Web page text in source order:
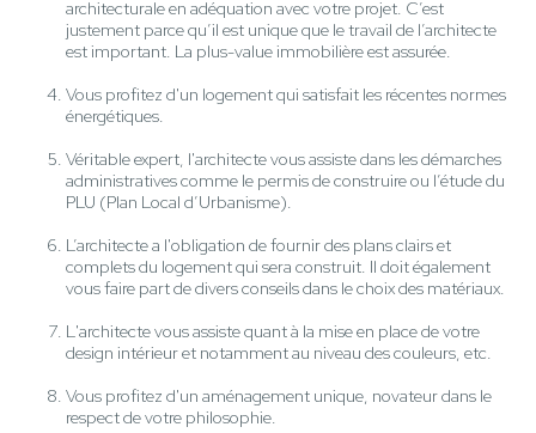
architecturale en adéquation avec votre projet. C’est
justement parce qu’il est unique que le travail de l’architecte
est important. La plus-value immobilière est assurée.
Vous profitez d'un logement qui satisfait les récentes normes
énergétiques.
Véritable expert, l'architecte vous assiste dans les démarches
administratives comme le permis de construire ou l’étude du
PLU (Plan Local d’Urbanisme).
L’architecte a l'obligation de fournir des plans clairs et
complets du logement qui sera construit. Il doit également
vous faire part de divers conseils dans le choix des matériaux.
L'architecte vous assiste quant à la mise en place de votre
design intérieur et notamment au niveau des couleurs, etc.
Vous profitez d'un aménagement unique, novateur dans le
respect de votre philosophie.